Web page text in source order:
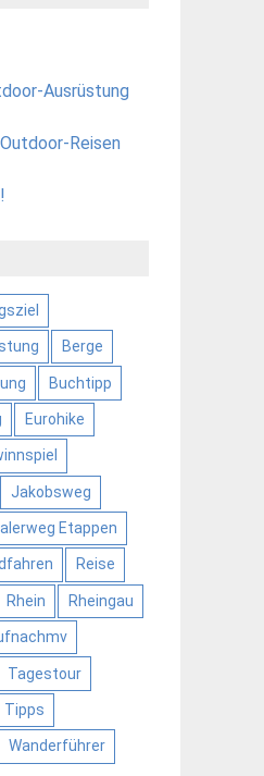
Ausrüstung
Reisen
Berge
Buchtipp
Eurohike
Jakobsweg
Etappen
Reise
Rhein Rheingau
Tagestour
Tipps
Wanderführer